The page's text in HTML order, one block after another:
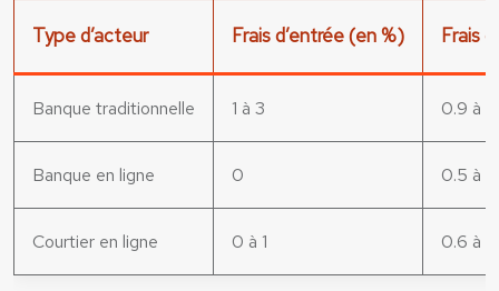
Type d’acteur Frais d’entrée (en %) Frais
Banque traditionnelle 1 à 3 0.9 à
Banque en ligne 0 0.5 à
Courtier en ligne 0 à 1 0.6 à